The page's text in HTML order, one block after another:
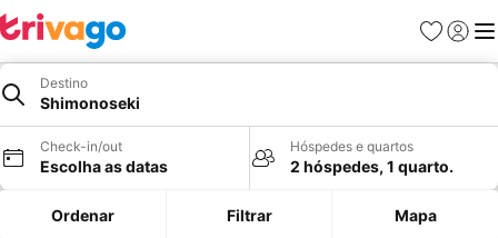
Favoritos
Iniciar
Destino
Shimonoseki
Check-in/out
Escolha as datas
Hóspedes e quartos
2 hóspedes, 1 quarto.
Ordenar Filtrar Mapa